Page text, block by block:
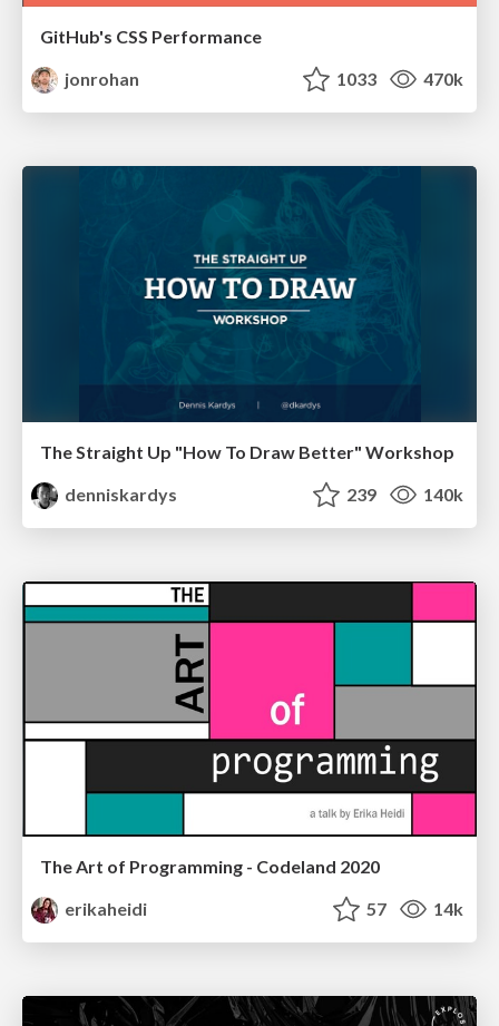
GitHub's CSS Performance
jonrohan
1033 470k
The Straight Up "How To Draw Better" Workshop
denniskardys
239 140k
The Art of Programming - Codeland 2020
erikaheidi
57 14k